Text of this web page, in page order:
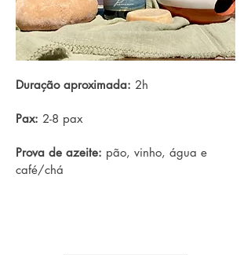
Duração aproximada: 2h
Pax: 2-8 pax
Prova de azeite: ​pão, vinho, água e
café/chá